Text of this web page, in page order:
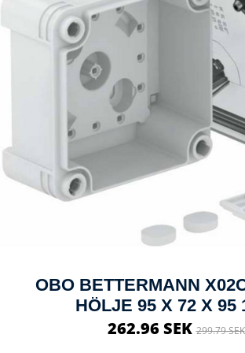
OBO BETTERMANN
HÖLJE 95 X 72 X 95
262.96 SEK299.79 SEK